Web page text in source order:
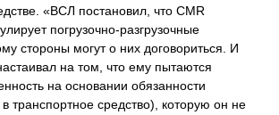
«ВСЛ постановил, что CMR
погрузочно-разгрузочные
стороны могут о них договориться. И
на том, что ему пытаются
на основании обязанности
в транспортное средство), которую он не